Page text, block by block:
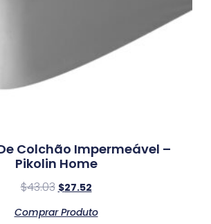
Colchão Impermeável –
Pikolin Home
$43.03 $27.52
Comprar Produto